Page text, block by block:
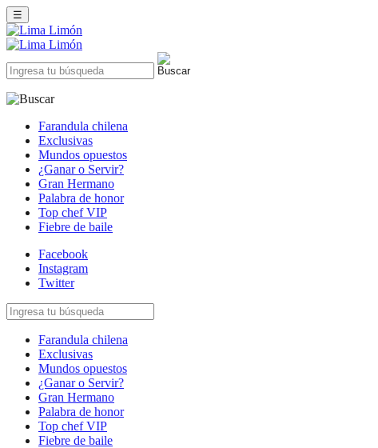
☰
Farandula chilena
Exclusivas
Mundos opuestos
¿Ganar o Servir?
Gran Hermano
Palabra de honor
Top chef VIP
Fiebre de baile
Facebook
Instagram
Twitter
Farandula chilena
Exclusivas
Mundos opuestos
¿Ganar o Servir?
Gran Hermano
Palabra de honor
Top chef VIP
Fiebre de baile